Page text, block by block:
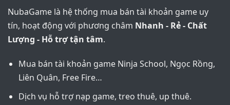
NubaGame là hệ thống mua bán tài khoản game uy
tín, hoạt động với phương châm Nhanh - Rẻ - Chất
Lượng - Hỗ trợ tận tâm.
Mua bán tài khoản game Ninja School, Ngọc Rồng,
Liên Quân, Free Fire…
Dịch vụ hỗ trợ nạp game, treo thuê, up thuê.